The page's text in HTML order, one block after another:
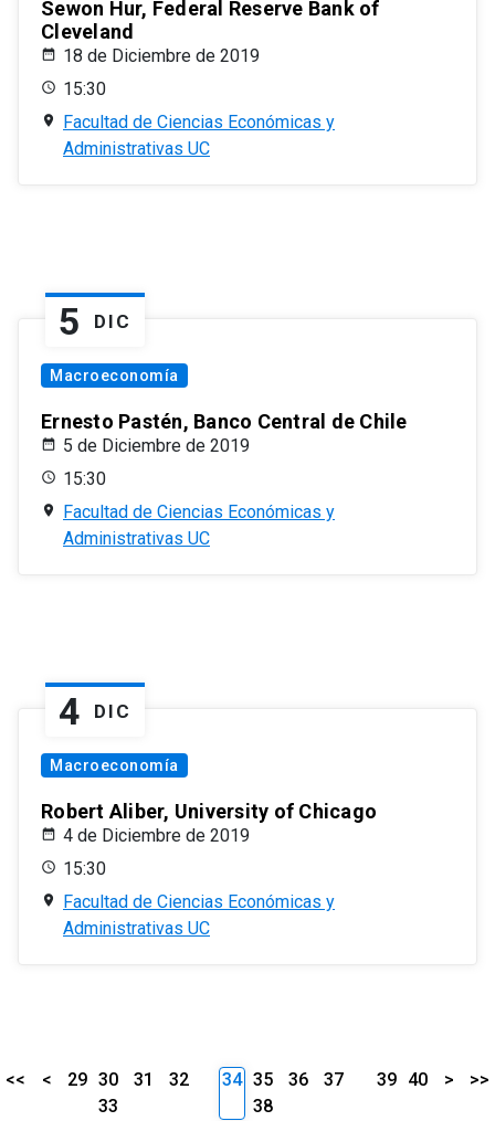
Sewon Hur, Federal Reserve Bank of
Cleveland
18 de Diciembre de 2019
15:30
Facultad de Ciencias Económicas y
Administrativas UC
5 DIC
Macroeconomía
Ernesto Pastén, Banco Central de Chile
5 de Diciembre de 2019
15:30
Facultad de Ciencias Económicas y
Administrativas UC
4 DIC
Macroeconomía
Robert Aliber, University of Chicago
4 de Diciembre de 2019
15:30
Facultad de Ciencias Económicas y
Administrativas UC
<< < 29 30 31
32
33
34 35 36
37
38
39 40 > >>